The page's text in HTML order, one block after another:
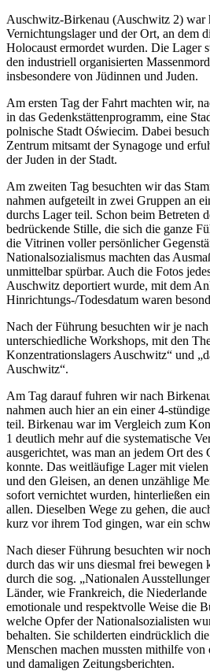
Auschwitz-Birkenau (Auschwitz 2) war
Vernichtungslager und der Ort, an dem
Holocaust ermordet wurden. Die Lager
den industriell organisierten
insbesondere von Jüdinnen und Juden.
Am ersten Tag der Fahrt machten wir,
in das Gedenkstättenprogramm, eine
polnische Stadt Oświecim. Dabei
Zentrum mitsamt der Synagoge und
der Juden in der Stadt.
Am zweiten Tag besuchten wir das
nahmen aufgeteilt in zwei Gruppen an
durchs Lager teil. Schon beim Betreten
bedrückende Stille, die sich die ganze
die Vitrinen voller persönlicher
Nationalsozialismus machten das
unmittelbar spürbar. Auch die Fotos
Auschwitz deportiert wurde, mit dem
Hinrichtungs-/Todesdatum waren
Nach der Führung besuchten wir je
unterschiedliche Workshops, mit den
Konzentrationslagers Auschwitz“ und
Auschwitz“.
Am Tag darauf fuhren wir nach
nahmen auch hier an ein einer 4-
teil. Birkenau war im Vergleich zum
1 deutlich mehr auf die systematische
ausgerichtet, was man an jedem Ort des
konnte. Das weitläufige Lager mit
und den Gleisen, an denen unzählige
sofort vernichtet wurden, hinterließen
allen. Dieselben Wege zu gehen, die
kurz vor ihrem Tod gingen, war ein
Nach dieser Führung besuchten wir
durch das wir uns diesmal frei
durch die sog. „Nationalen
Länder, wie Frankreich, die
emotionale und respektvolle Weise die
welche Opfer der Nationalsozialisten
behalten. Sie schilderten eindrücklich
Menschen machen mussten mithilfe
und damaligen Zeitungsberichten.